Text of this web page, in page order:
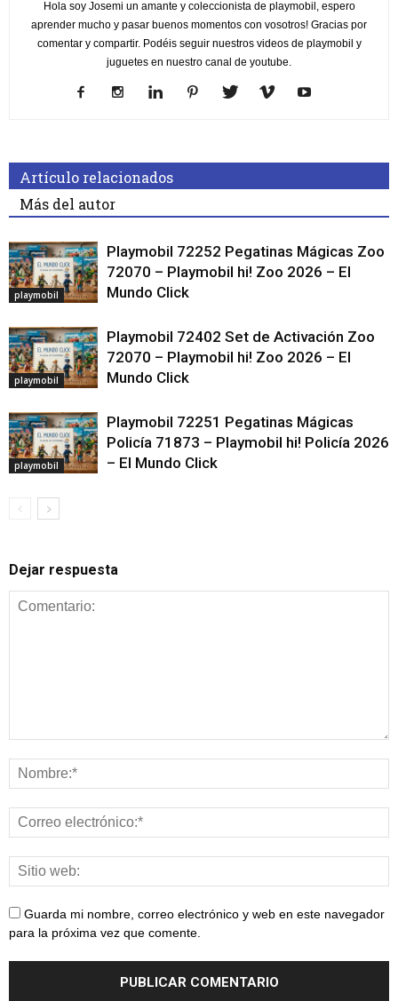
Hola soy Josemi un amante y coleccionista de playmobil, espero
aprender mucho y pasar buenos momentos con vosotros! Gracias por
comentar y compartir. Podéis seguir nuestros videos de playmobil y
juguetes en nuestro canal de youtube.
Artículo relacionados
Más del autor
playmobil
Playmobil 72252 Pegatinas Mágicas Zoo
72070 – Playmobil hi! Zoo 2026 – El
Mundo Click
playmobil
Playmobil 72402 Set de Activación Zoo
72070 – Playmobil hi! Zoo 2026 – El
Mundo Click
playmobil
Playmobil 72251 Pegatinas Mágicas
Policía 71873 – Playmobil hi! Policía 2026
– El Mundo Click
Dejar respuesta
Guarda mi nombre, correo electrónico y web en este navegador
para la próxima vez que comente.